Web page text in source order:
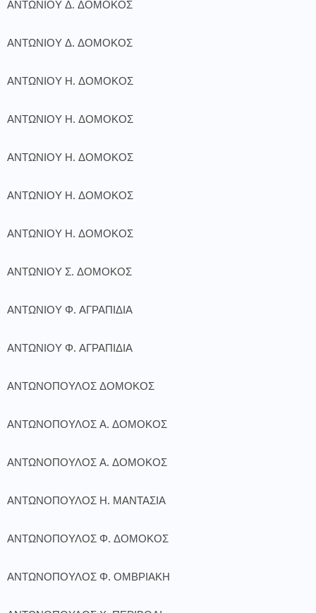
ΑΝΤΩΝΙΟΥ Δ. ΔΟΜΟΚΟΣ
ΑΝΤΩΝΙΟΥ Δ. ΔΟΜΟΚΟΣ
ΑΝΤΩΝΙΟΥ Η. ΔΟΜΟΚΟΣ
ΑΝΤΩΝΙΟΥ Η. ΔΟΜΟΚΟΣ
ΑΝΤΩΝΙΟΥ Η. ΔΟΜΟΚΟΣ
ΑΝΤΩΝΙΟΥ Η. ΔΟΜΟΚΟΣ
ΑΝΤΩΝΙΟΥ Η. ΔΟΜΟΚΟΣ
ΑΝΤΩΝΙΟΥ Σ. ΔΟΜΟΚΟΣ
ΑΝΤΩΝΙΟΥ Φ. ΑΓΡΑΠΙΔΙΑ
ΑΝΤΩΝΙΟΥ Φ. ΑΓΡΑΠΙΔΙΑ
ΑΝΤΩΝΟΠΟΥΛΟΣ ΔΟΜΟΚΟΣ
ΑΝΤΩΝΟΠΟΥΛΟΣ Α. ΔΟΜΟΚΟΣ
ΑΝΤΩΝΟΠΟΥΛΟΣ Α. ΔΟΜΟΚΟΣ
ΑΝΤΩΝΟΠΟΥΛΟΣ Η. ΜΑΝΤΑΣΙΑ
ΑΝΤΩΝΟΠΟΥΛΟΣ Φ. ΔΟΜΟΚΟΣ
ΑΝΤΩΝΟΠΟΥΛΟΣ Φ. ΟΜΒΡΙΑΚΗ